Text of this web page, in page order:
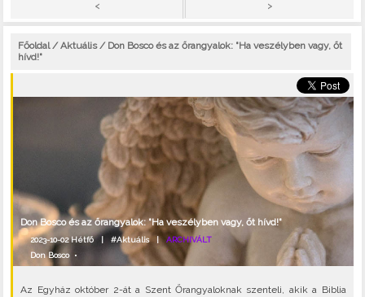
< >
Főoldal/Aktuális/ Don Bosco és az őrangyalok: "Ha veszélyben vagy, őt
hívd!"
Don Bosco és az őrangyalok: "Ha veszélyben vagy, őt hívd!"
2023-10-02 Hétfő |#Aktuális|ARCHIVÁLT
Don Bosco•
Az Egyház október 2-át a Szent Őrangyaloknak szenteli, akik a Biblia